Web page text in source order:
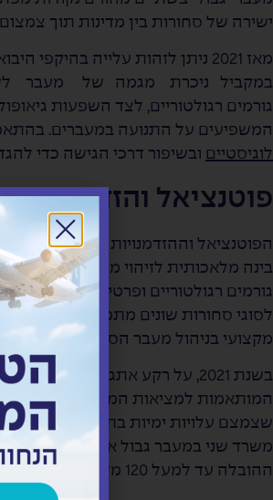
ישירה של סחורות בין מדינות תוך
מאז 2021 ניתן לזהות עלייה
במקביל ניכרת מגמה של מעבר
גורמים רגולטוריים, לצד השפעות
המשפיעים על התנועה במעברים.
לוגיסטיים ובשיפור דרכי הגישה כדי
פוטנציאל והזדמנויות
הפוטנציאל וההזדמנויות להמשך פיתוח
בינה מלאכותית לזיהוי מוקדם של
גורמים רגולטוריים ופרטיים, שמובילה
לסוגי סחורות שונים מתמקדת
מקצועי בניהול מעבר הסחורות ועל
בשנת 2021, על רקע אתגרי
המותאמות למציאות המשתנה והובילה
משרד שני במעבר גבול אלנבי. פעילות
ההובלה עד למעל 120 משאיות ביום.